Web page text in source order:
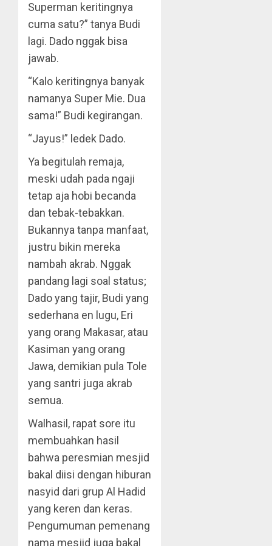
Superman keritingnya
cuma satu?” tanya Budi
lagi. Dado nggak bisa
jawab.
“Kalo keritingnya banyak
namanya Super Mie. Dua
sama!” Budi kegirangan.
“Jayus!” ledek Dado.
Ya begitulah remaja,
meski udah pada ngaji
tetap aja hobi becanda
dan tebak-tebakkan.
Bukannya tanpa manfaat,
justru bikin mereka
nambah akrab. Nggak
pandang lagi soal status;
Dado yang tajir, Budi yang
sederhana en lugu, Eri
yang orang Makasar, atau
Kasiman yang orang
Jawa, demikian pula Tole
yang santri juga akrab
semua.
Walhasil, rapat sore itu
membuahkan hasil
bahwa peresmian mesjid
bakal diisi dengan hiburan
nasyid dari grup Al Hadid
yang keren dan keras.
Pengumuman pemenang
nama mesjid juga bakal